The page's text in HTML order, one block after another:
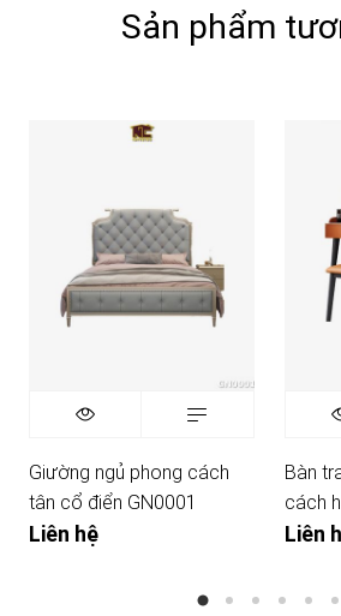
Sản phẩm
Giường ngủ phong cách
tân cổ điển GN0001
Liên hệ
Bàn
cách
Liên